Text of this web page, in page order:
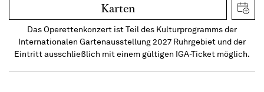
Karten
Das Operettenkonzert ist Teil des Kulturprogramms der
Internationalen Gartenausstellung 2027 Ruhrgebiet und der
Eintritt ausschließlich mit einem gültigen IGA-Ticket möglich.